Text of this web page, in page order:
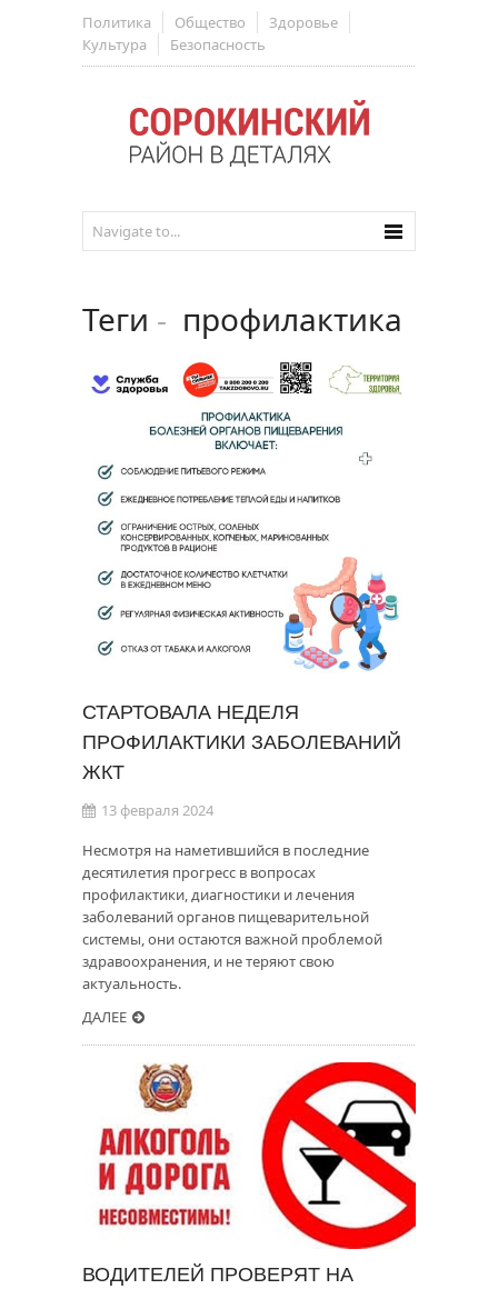
Политика Общество
Здоровье
Культура
Безопасность
Теги - профилактика
СТАРТОВАЛА НЕДЕЛЯ
ПРОФИЛАКТИКИ ЗАБОЛЕВАНИЙ
ЖКТ
13 февраля 2024
Несмотря на наметившийся в последние
десятилетия прогресс в вопросах
профилактики, диагностики и лечения
заболеваний органов пищеварительной
системы, они остаются важной проблемой
здравоохранения, и не теряют свою
актуальность.
ДАЛЕЕ
ВОДИТЕЛЕЙ ПРОВЕРЯТ НА